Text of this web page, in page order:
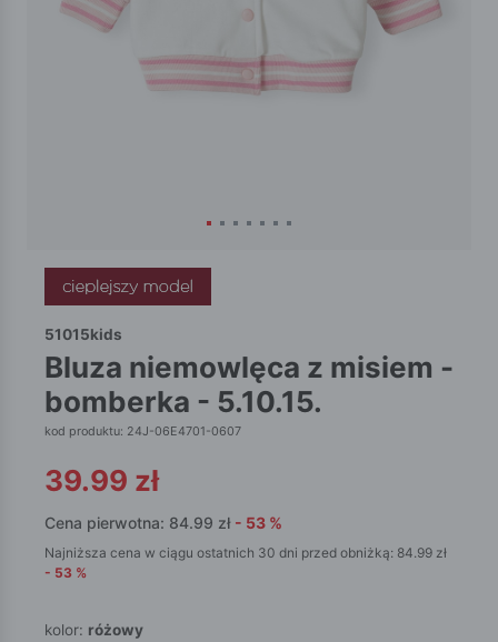
51015kids
bluza niemowlęca z misiem -
bomberka - 5.10.15.
kod produktu: 24J-06E4701-0607
39.99 zł
Cena pierwotna: 84.99 zł - 53 %
Najniższa cena w ciągu ostatnich 30 dni przed obniżką: 84.99 zł
- 53 %
kolor: różowy